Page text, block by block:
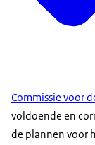
Commissie voor
voldoende en
de plannen voor